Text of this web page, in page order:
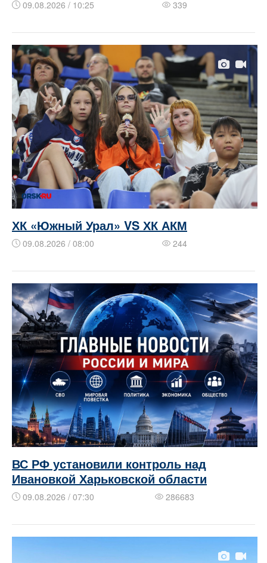
09.08.2026 / 10:25 339
ХК «Южный Урал» VS ХК АКМ
09.08.2026 / 08:00 244
ВС РФ установили контроль над
Ивановкой Харьковской области
09.08.2026 / 07:30 286683